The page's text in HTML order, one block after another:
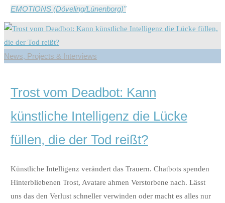
EMOTIONS (Döveling/Lünenborg)"
News, Projects & Interviews
Trost vom Deadbot: Kann
künstliche Intelligenz die Lücke
füllen, die der Tod reißt?
Künstliche Intelligenz verändert das Trauern. Chatbots spenden
Hinterbliebenen Trost, Avatare ahmen Verstorbene nach. Lässt
uns das den Verlust schneller verwinden oder macht es alles nur